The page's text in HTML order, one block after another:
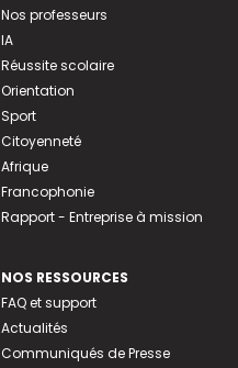
Nos professeurs
IA
Réussite scolaire
Orientation
Sport
Citoyenneté
Afrique
Francophonie
Rapport - Entreprise à mission
NOS RESSOURCES
FAQ et support
Actualités
Communiqués de Presse